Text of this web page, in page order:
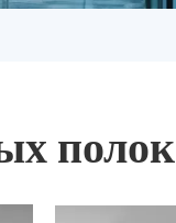
полок